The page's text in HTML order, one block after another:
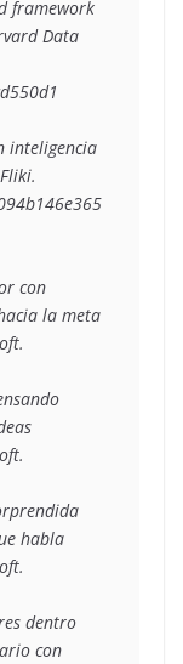
framework
Data
inteligencia
con
la meta
habla
dentro
con